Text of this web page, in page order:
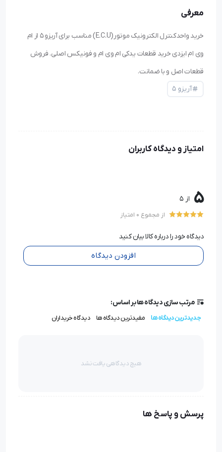
معرفی
خرید واحدکنترل الکترونیک موتور(E.C.U) مناسب برای آریزو ۵ از ام
وی ام ایزدی خرید قطعات یدکی ام وی ام و فونیکس اصلی. فروش
قطعات اصل و با ضمانت.
آریزو ۵
امتیاز و دیدگاه کاربران
5 از 5
از مجموع 0 امتیاز
دیدگاه خود را درباره کالا بیان کنید
افزودن دیدگاه
مرتب سازی دیدگاه ها بر اساس:
جدیدترین دیدگاه ها مفیدترین دیدگاه ها دیدگاه خریداران
هیچ دیدگاهی یافت نشد
پرسش و پاسخ ها